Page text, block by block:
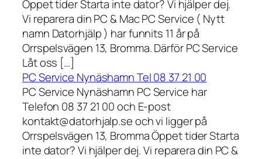
Öppet tider Starta inte dator? Vi hjälper dej.
Vi reparera din PC & Mac PC Service ( Nytt
namn Datorhjälp ) har funnits 11 år på
Orrspelsvägen 13, Bromma. Därför PC Service
Låt oss […]
PC Service Nynäshamn Tel 08 37 21 00
PC Service Nynäshamn PC Service har
Telefon 08 37 21 00 och E-post
kontakt@datorhjalp.se och vi ligger på
Orrspelsvägen 13, Bromma Öppet tider Starta
inte dator? Vi hjälper dej. Vi reparera din PC &